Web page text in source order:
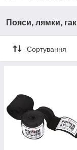
Пояси, лямки,
Сортування